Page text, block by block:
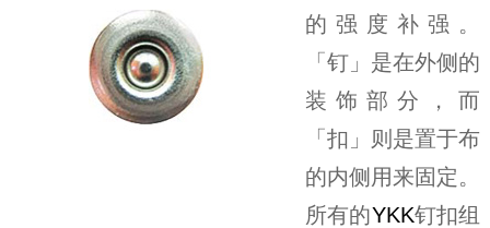
的强度补强。
「钉」是在外侧的
装饰部分，而
「扣」则是置于布
的内侧用来固定。
所有的YKK钉扣组